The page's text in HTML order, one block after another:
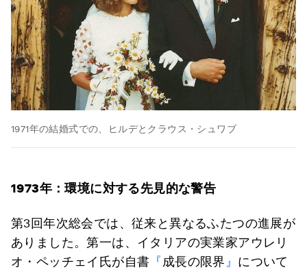
1971年の結婚式での、ヒルデとクラウス・シュワブ
1973年：環境に対する先見的な警告
第3回年次総会では、従来と異なるふたつの進展が
ありました。第一は、イタリアの実業家アウレリ
オ・ペッチェイ氏が自書 『 成長の限界 』 について